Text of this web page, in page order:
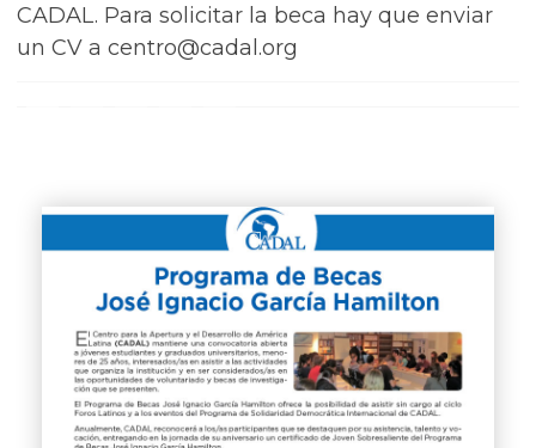
CADAL. Para solicitar la beca hay que enviar
un CV a centro@cadal.org